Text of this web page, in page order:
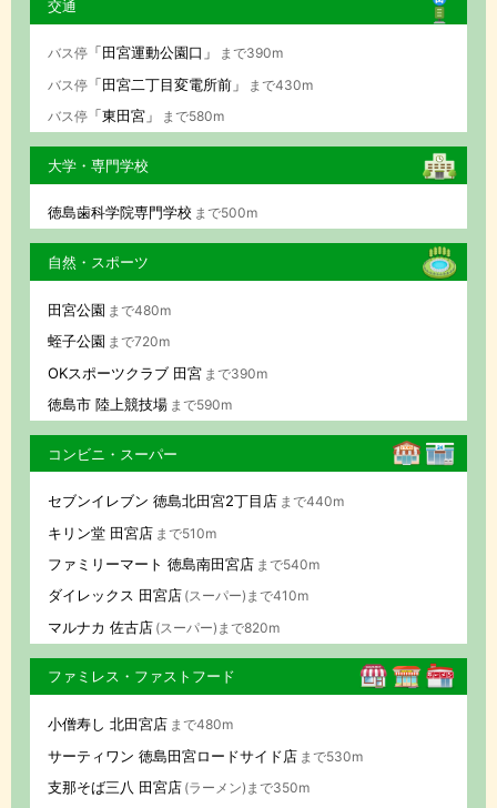
交通
バス停「田宮運動公園口」
まで390m
バス停「田宮二丁目変電所前」
まで430m
バス停「東田宮」 まで580m
大学・専門学校
徳島歯科学院専門学校 まで500m
自然・スポーツ
田宮公園 まで480m
蛭子公園 まで720m
OKスポーツクラブ 田宮 まで390m
徳島市 陸上競技場 まで590m
コンビニ・スーパー
セブンイレブン 徳島北田宮2丁目店 まで440m
キリン堂 田宮店 まで510m
ファミリーマート 徳島南田宮店 まで540m
ダイレックス 田宮店 (スーパー)まで410m
マルナカ 佐古店 (スーパー)まで820m
ファミレス・ファストフード
小僧寿し 北田宮店 まで480m
サーティワン 徳島田宮ロードサイド店 まで530m
支那そば三八 田宮店 (ラーメン)まで350m